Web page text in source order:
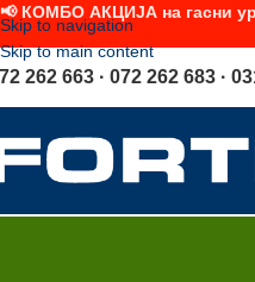
Skip to navigation
Skip to main content
262 663 · 072 262 683 ·
📢 КОМБО АКЦИЈА на гасни